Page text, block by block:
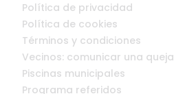
Política de privacidad
Política de cookies
Términos y condiciones
Vecinos: comunicar una queja
Piscinas municipales
Programa referidos